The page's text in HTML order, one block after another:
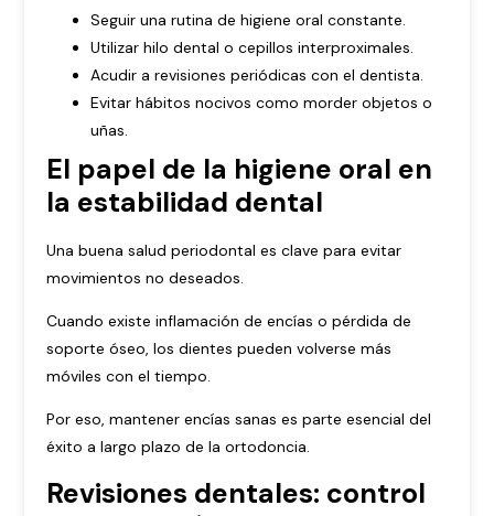
Seguir una rutina de higiene oral constante.
Utilizar hilo dental o cepillos interproximales.
Acudir a revisiones periódicas con el dentista.
Evitar hábitos nocivos como morder objetos o
uñas.
El papel de la higiene oral en
la estabilidad dental
Una buena salud periodontal es clave para evitar
movimientos no deseados.
Cuando existe inflamación de encías o pérdida de
soporte óseo, los dientes pueden volverse más
móviles con el tiempo.
Por eso, mantener encías sanas es parte esencial del
éxito a largo plazo de la ortodoncia.
Revisiones dentales: control